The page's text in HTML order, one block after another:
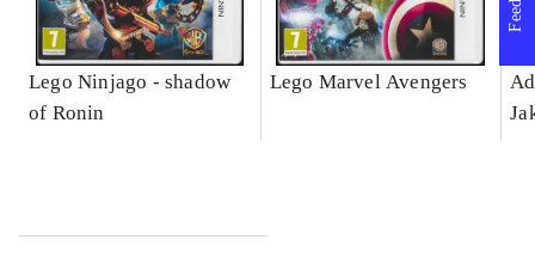
Lego Ninjago - shadow
of Ronin
Lego Marvel Avengers